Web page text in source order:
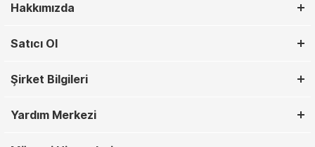
Hakkımızda
Satıcı Ol
Şirket Bilgileri
Yardım Merkezi